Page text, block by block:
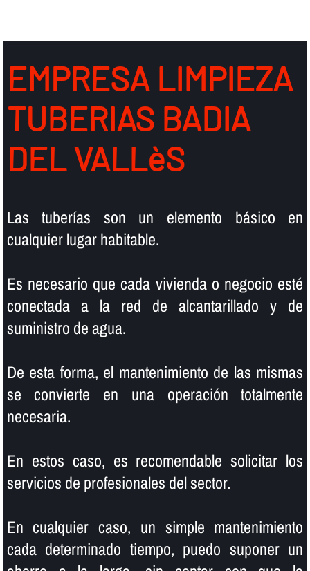
EMPRESA LIMPIEZA
TUBERIAS BADIA
DEL VALLèS
Las tuberí­as son un elemento básico en
cualquier lugar habitable.
Es necesario que cada vivienda o negocio esté
conectada a la red de alcantarillado y de
suministro de agua.
De esta forma, el mantenimiento de las mismas
se convierte en una operación totalmente
necesaria.
En estos caso, es recomendable solicitar los
servicios de profesionales del sector.
En cualquier caso, un simple mantenimiento
cada determinado tiempo, puedo suponer un